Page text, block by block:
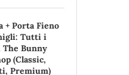
+ Porta Fieno
Tutti i
Bunny
(Classic,
Premium)